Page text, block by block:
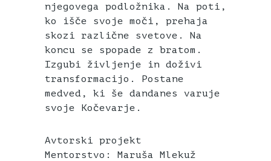
njegovega podložnika. Na poti,
ko išče svoje moči, prehaja
skozi različne svetove. Na
koncu se spopade z bratom.
Izgubi življenje in doživi
transformacijo. Postane
medved, ki še dandanes varuje
svoje Kočevarje.
Avtorski projekt
Mentorstvo: Maruša Mlekuž